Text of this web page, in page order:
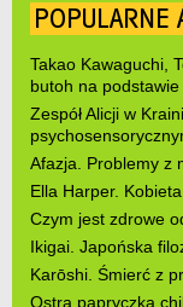
POPULARNE
Takao Kawaguchi,
butoh na
Zespół Alicji w
Afazja. Problemy z
Ella Harper. Kobieta
Czym jest zdrowe
Ikigai. Japońska
Karōshi. Śmierć z
Ostra papryczka